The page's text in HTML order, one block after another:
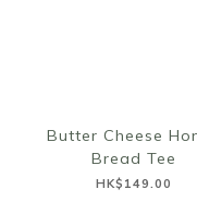
Butter Cheese
Bread Tee
HK$149.00